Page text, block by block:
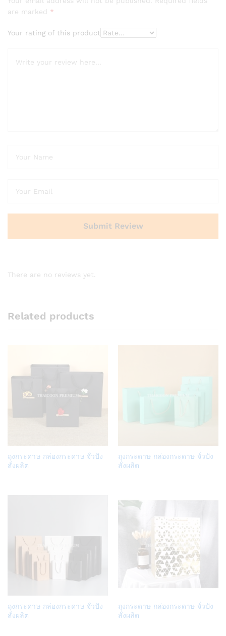
are marked *
Your rating of this product
There are no reviews yet.
Related products
Add
ถุงกระดาษ กล่องกระดาษ จั่วปัง
สั่งผลิต
Add
ถุงกระดาษ กล่องกระดาษ จั่วปัง
สั่งผลิต
Add
ถุงกระดาษ กล่องกระดาษ จั่วปัง
สั่งผลิต
Add
ถุงกระดาษ กล่องกระดาษ จั่วปัง
สั่งผลิต